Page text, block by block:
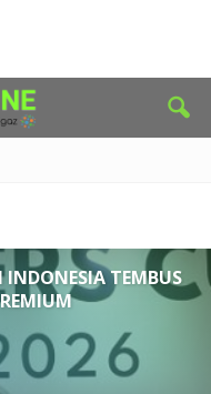
INDONESIA TEMBUS